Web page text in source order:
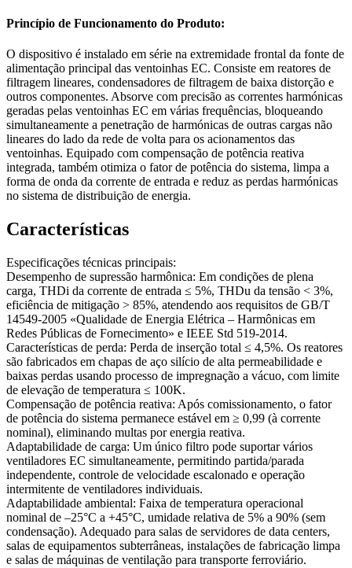
Princípio de Funcionamento do Produto:
O dispositivo é instalado em série na extremidade frontal da fonte de
alimentação principal das ventoinhas EC. Consiste em reatores de
filtragem lineares, condensadores de filtragem de baixa distorção e
outros componentes. Absorve com precisão as correntes harmónicas
geradas pelas ventoinhas EC em várias frequências, bloqueando
simultaneamente a penetração de harmónicas de outras cargas não
lineares do lado da rede de volta para os acionamentos das
ventoinhas. Equipado com compensação de potência reativa
integrada, também otimiza o fator de potência do sistema, limpa a
forma de onda da corrente de entrada e reduz as perdas harmónicas
no sistema de distribuição de energia.
Características
Especificações técnicas principais:
Desempenho de supressão harmônica: Em condições de plena
carga, THDi da corrente de entrada ≤ 5%, THDu da tensão < 3%,
eficiência de mitigação > 85%, atendendo aos requisitos de GB/T
14549-2005 «Qualidade de Energia Elétrica – Harmônicas em
Redes Públicas de Fornecimento» e IEEE Std 519-2014.
Características de perda: Perda de inserção total ≤ 4,5%. Os reatores
são fabricados em chapas de aço silício de alta permeabilidade e
baixas perdas usando processo de impregnação a vácuo, com limite
de elevação de temperatura ≤ 100K.
Compensação de potência reativa: Após comissionamento, o fator
de potência do sistema permanece estável em ≥ 0,99 (à corrente
nominal), eliminando multas por energia reativa.
Adaptabilidade de carga: Um único filtro pode suportar vários
ventiladores EC simultaneamente, permitindo partida/parada
independente, controle de velocidade escalonado e operação
intermitente de ventiladores individuais.
Adaptabilidade ambiental: Faixa de temperatura operacional
nominal de –25°C a +45°C, umidade relativa de 5% a 90% (sem
condensação). Adequado para salas de servidores de data centers,
salas de equipamentos subterrâneas, instalações de fabricação limpa
e salas de máquinas de ventilação para transporte ferroviário.